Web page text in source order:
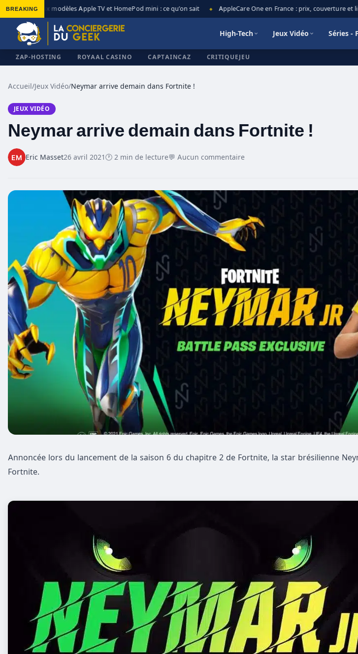
BREAKING
Nouveaux modèles Apple TV et HomePod mini : ce qu’on sait AppleCare One en France : prix, couverture et
High-Tech Jeux Vidéo Séries -
ZAP-HOSTING ROYAAL CASINO CAPTAINCAZ CRITIQUEJEU
Accueil/Jeux Vidéo/Neymar arrive demain dans Fortnite !
JEUX VIDÉO
Neymar arrive demain dans Fortnite !
Eric Masset26 avril 2021🕐 2 min de lecture💬 Aucun commentaire
Annoncée lors du lancement de la saison 6 du chapitre 2 de Fortnite, la star brésilienne
Fortnite.